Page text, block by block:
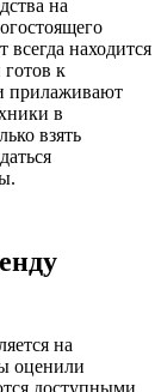
на
находится
к
прилаживают
в
взять
на
оценили
доступными